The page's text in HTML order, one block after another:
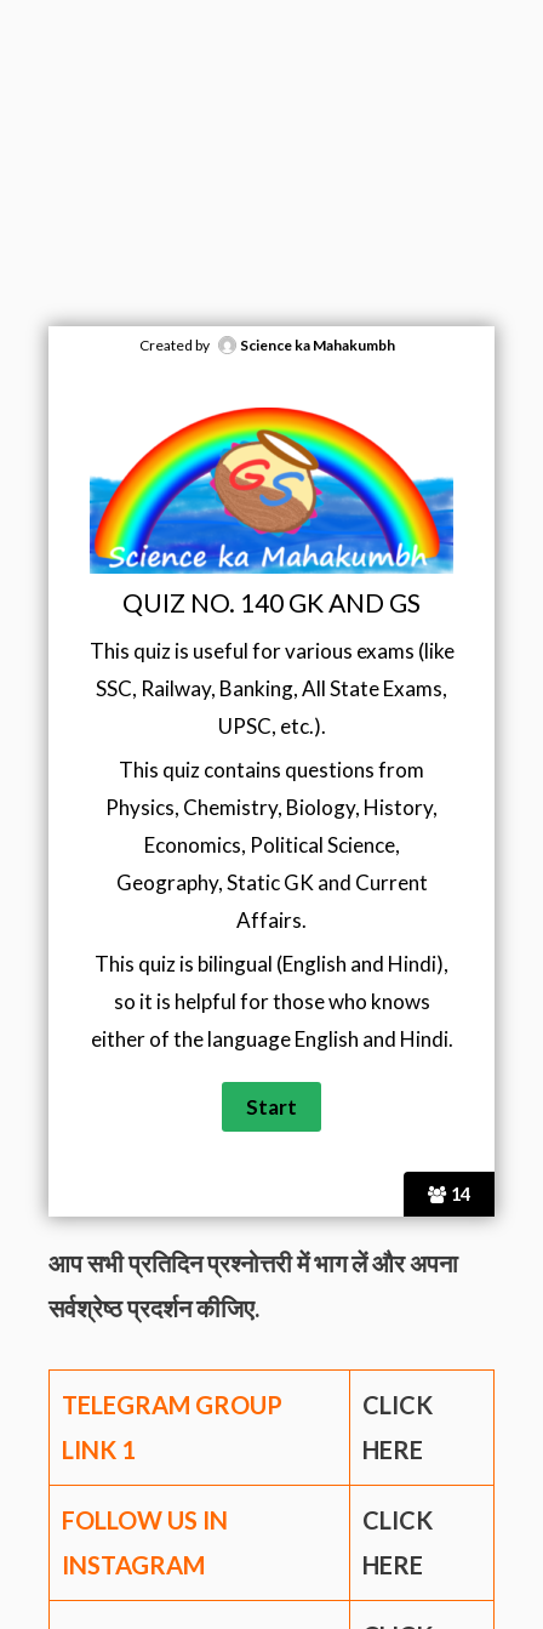
14
Created by Science ka Mahakumbh
QUIZ NO. 140 GK AND GS
This quiz is useful for various exams (like
SSC, Railway, Banking, All State Exams,
UPSC, etc.).
This quiz contains questions from
Physics, Chemistry, Biology, History,
Economics, Political Science,
Geography, Static GK and Current
Affairs.
This quiz is bilingual (English and Hindi),
so it is helpful for those who knows
either of the language English and Hindi.
आप सभी प्रतिदिन प्रश्नोत्तरी में भाग लें और अपना
सर्वश्रेष्ठ प्रदर्शन कीजिए.
TELEGRAM GROUP
LINK 1
CLICK
HERE
FOLLOW US IN
INSTAGRAM
CLICK
HERE